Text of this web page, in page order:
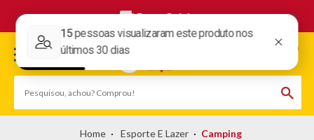
Frete Grátis
Esporte E Lazer Camping